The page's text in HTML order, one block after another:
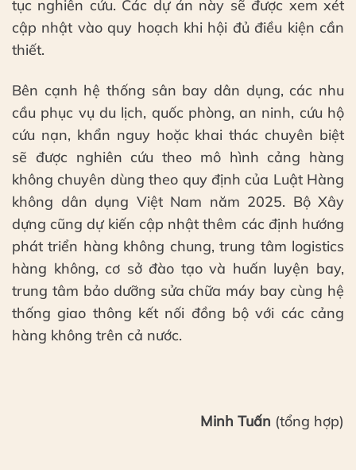
tục nghiên cứu. Các dự án này sẽ được xem xét
cập nhật vào quy hoạch khi hội đủ điều kiện cần
thiết.
Bên cạnh hệ thống sân bay dân dụng, các nhu
cầu phục vụ du lịch, quốc phòng, an ninh, cứu hộ
cứu nạn, khẩn nguy hoặc khai thác chuyên biệt
sẽ được nghiên cứu theo mô hình cảng hàng
không chuyên dùng theo quy định của Luật Hàng
không dân dụng Việt Nam năm 2025. Bộ Xây
dựng cũng dự kiến cập nhật thêm các định hướng
phát triển hàng không chung, trung tâm logistics
hàng không, cơ sở đào tạo và huấn luyện bay,
trung tâm bảo dưỡng sửa chữa máy bay cùng hệ
thống giao thông kết nối đồng bộ với các cảng
hàng không trên cả nước.
Minh Tuấn (tổng hợp)